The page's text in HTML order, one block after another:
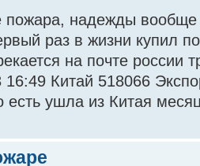
пожара, надежды вообще
раз в жизни купил по
на почте россии
Китай 518066
есть ушла из Китая